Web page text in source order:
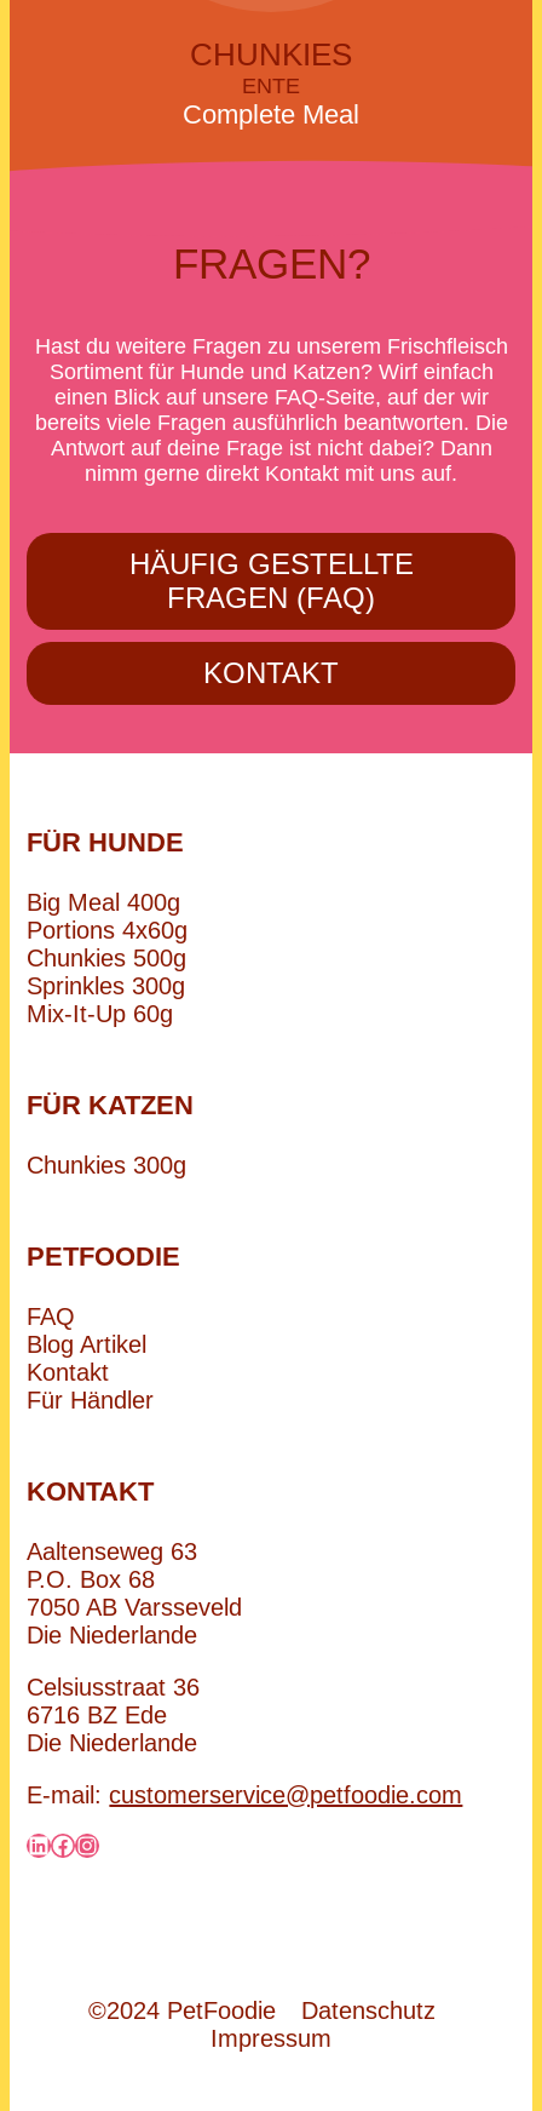
CHUNKIES
ENTE
Complete Meal
FRAGEN?
Hast du weitere Fragen zu unserem Frischfleisch
Sortiment für Hunde und Katzen? Wirf einfach
einen Blick auf unsere FAQ-Seite, auf der wir
bereits viele Fragen ausführlich beantworten. Die
Antwort auf deine Frage ist nicht dabei? Dann
nimm gerne direkt Kontakt mit uns auf.
HÄUFIG GESTELLTE
FRAGEN (FAQ)
KONTAKT
FÜR HUNDE
Big Meal 400g
Portions 4x60g
Chunkies 500g
Sprinkles 300g
Mix-It-Up 60g
FÜR KATZEN
Chunkies 300g
PETFOODIE
FAQ
Blog Artikel
Kontakt
Für Händler
KONTAKT
Aaltenseweg 63
P.O. Box 68
7050 AB Varsseveld
Die Niederlande
Celsiusstraat 36
6716 BZ Ede
Die Niederlande
E-mail:customerservice@petfoodie.com
LinkedIn Facebook Instagram
©2024 PetFoodie
Datenschutz
Impressum